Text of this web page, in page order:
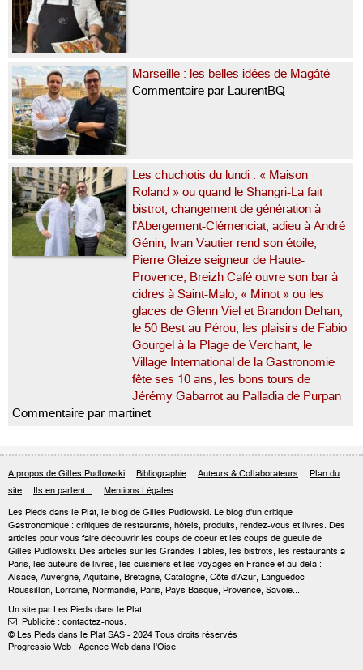
Marseille : les belles idées de Magâté
Commentaire par LaurentBQ
Les chuchotis du lundi : « Maison
Roland » ou quand le Shangri-La fait
bistrot, changement de génération à
l’Abergement-Clémenciat, adieu à André
Génin, Ivan Vautier rend son étoile,
Pierre Gleize seigneur de Haute-
Provence, Breizh Café ouvre son bar à
cidres à Saint-Malo, « Minot » ou les
glaces de Glenn Viel et Brandon Dehan,
le 50 Best au Pérou, les plaisirs de Fabio
Gourgel à la Plage de Verchant, le
Village International de la Gastronomie
fête ses 10 ans, les bons tours de
Jérémy Gabarrot au Palladia de Purpan
Commentaire par martinet
A propos de Gilles Pudlowski Bibliographie Auteurs & Collaborateurs
Plan du
site
Ils en parlent... Mentions Légales
Les Pieds dans le Plat, le blog de Gilles Pudlowski. Le blog d'un critique
Gastronomique : critiques de restaurants, hôtels, produits, rendez-vous et livres. Des
articles pour vous faire découvrir les coups de coeur et les coups de gueule de
Gilles Pudlowski. Des articles sur les Grandes Tables, les bistrots, les restaurants à
Paris, les auteurs de livres, les cuisiniers et les voyages en France et au-delà :
Alsace, Auvergne, Aquitaine, Bretagne, Catalogne, Côte d'Azur, Languedoc-
Roussillon, Lorraine, Normandie, Paris, Pays Basque, Provence, Savoie...
Un site par Les Pieds dans le Plat
 Publicité : contactez-nous.
© Les Pieds dans le Plat SAS - 2024 Tous droits réservés
Progressio Web : Agence Web dans l'Oise